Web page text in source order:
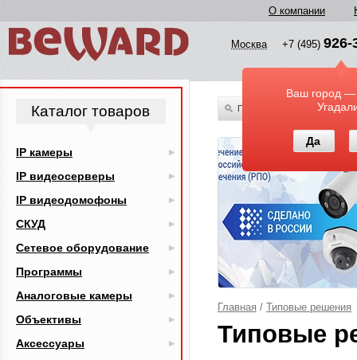
О компании
Москва +7 (495) 926-
Ваш город —
Да
По всему каталогу
Главная / Типовые решения
Типовые
Каталог товаров
IP камеры
IP видеосерверы
IP видеодомофоны
СКУД
Сетевое оборудование
Программы
Аналоговые камеры
Объективы
Аксессуары